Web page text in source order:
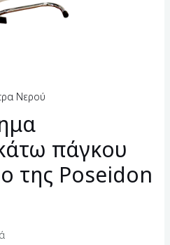
Νερού
πάγκου
της Poseidon